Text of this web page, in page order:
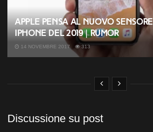
Apple pensa al nuovo
iPhone del 2019 | Rumor
14 NOVEMBRE 2017 313
Discussione su post